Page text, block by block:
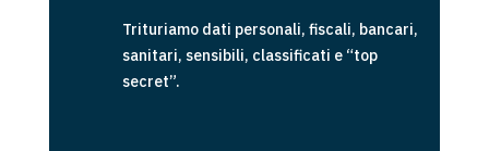
Trituriamo dati personali, fiscali, bancari,
sanitari, sensibili, classificati e “top
secret”.